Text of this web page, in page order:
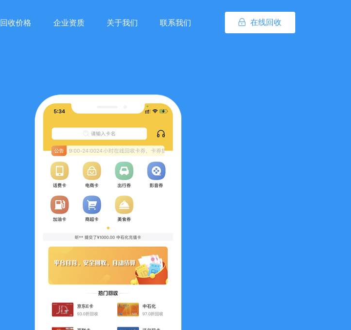
在线回收
回收价格 企业资质 关于我们 联系我们